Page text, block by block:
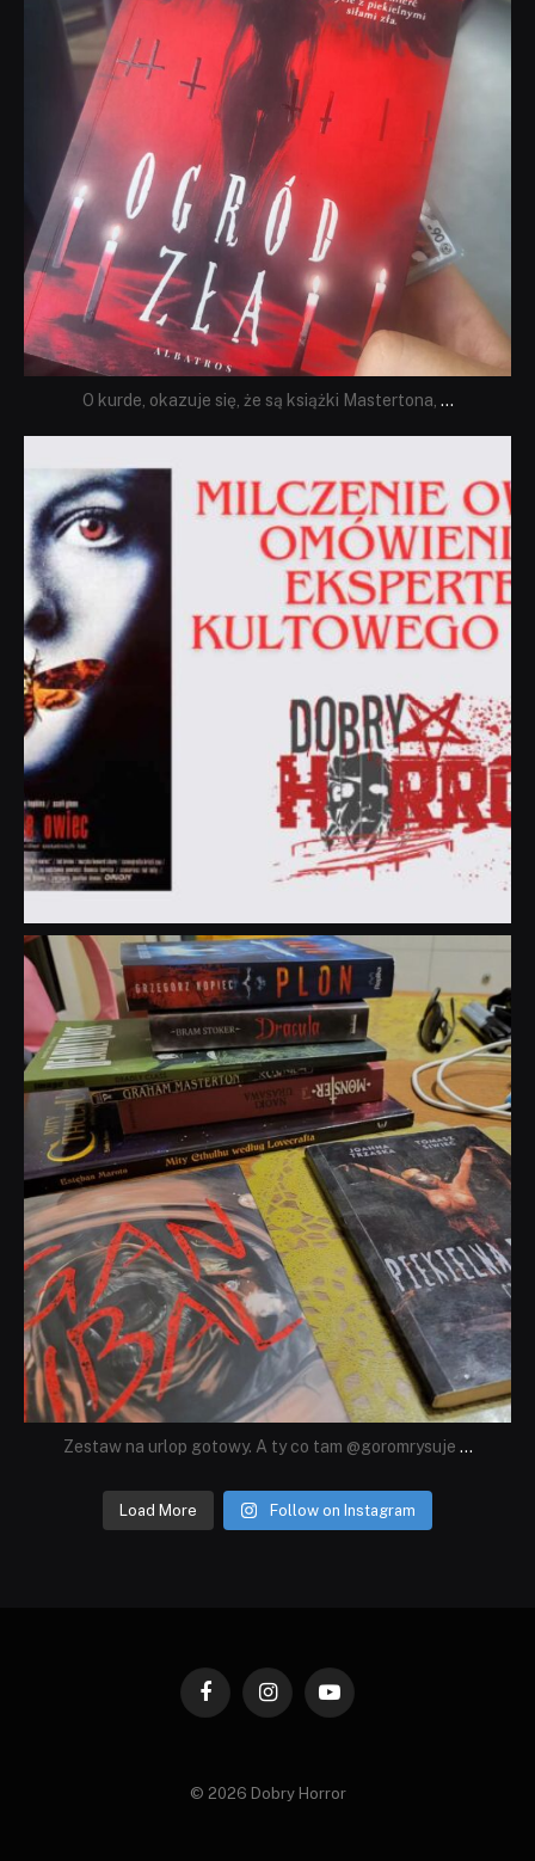
O kurde, okazuje się, że są książki Mastertona, ...
Sie 19
dobryhorror
Lip 31
Zestaw na urlop gotowy. A ty co tam @goromrysuje ...
Load More Follow on Instagram
FacebookInstagramYouTube
© 2026 Dobry Horror